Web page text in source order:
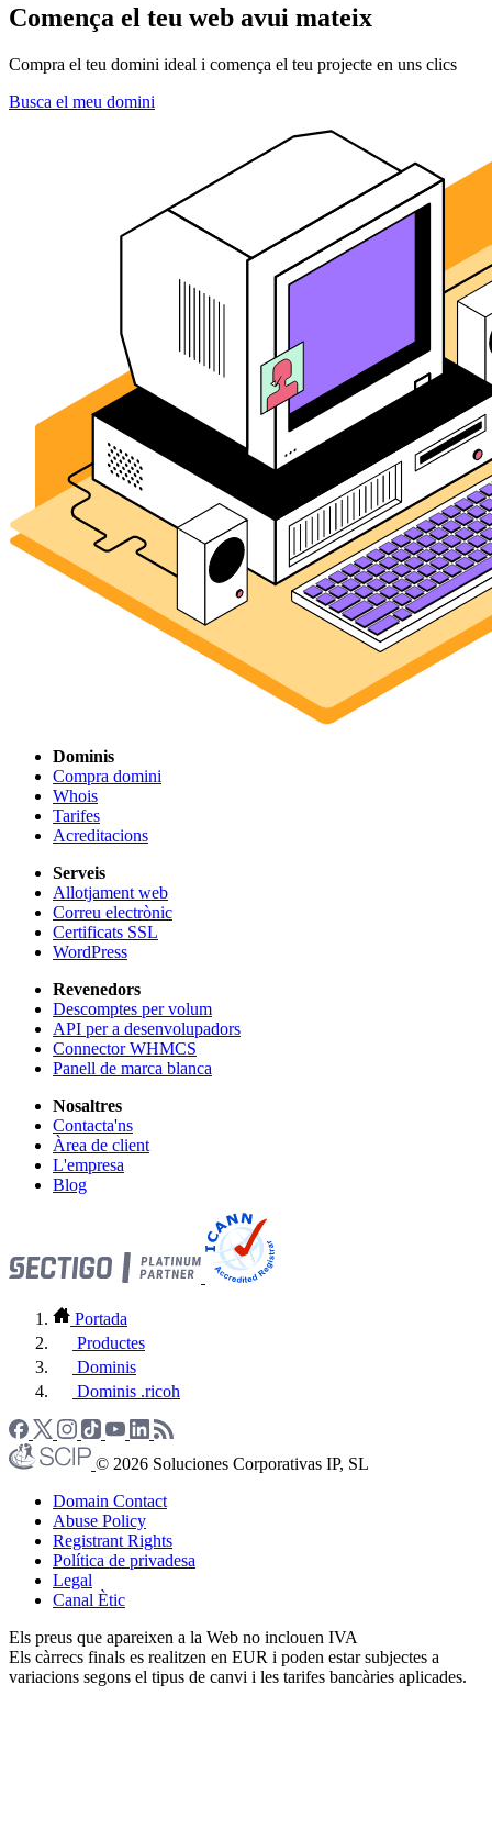
Comença el teu web avui mateix
Compra el teu domini ideal i comença el teu projecte en uns clics
Busca el meu domini
Dominis
Compra domini
Whois
Tarifes
Acreditacions
Serveis
Allotjament web
Correu electrònic
Certificats SSL
WordPress
Revenedors
Descomptes per volum
API per a desenvolupadors
Connector WHMCS
Panell de marca blanca
Nosaltres
Contacta'ns
Àrea de client
L'empresa
Blog
Portada
Productes
Dominis
Dominis .ricoh
© 2026 Soluciones Corporativas IP, SL
Domain Contact
Abuse Policy
Registrant Rights
Política de privadesa
Legal
Canal Ètic
Els preus que apareixen a la Web no inclouen IVA
Els càrrecs finals es realitzen en EUR i poden estar subjectes a
variacions segons el tipus de canvi i les tarifes bancàries aplicades.